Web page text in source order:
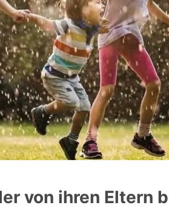
von ihren Eltern